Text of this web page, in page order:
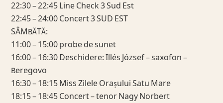
22:30 – 22:45 Line Check 3 Sud Est
22:45 – 24:00 Concert 3 SUD EST
SÂMBĂTĂ:
11:00 – 15:00 probe de sunet
16:00 – 16:30 Deschidere: Illés József – saxofon –
Beregovo
16:30 – 18:15 Miss Zilele Orașului Satu Mare
18:15 – 18:45 Concert – tenor Nagy Norbert